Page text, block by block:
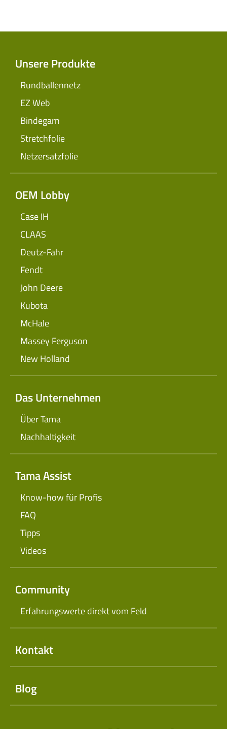
Unsere Produkte
Rundballennetz
EZ Web
Bindegarn
Stretchfolie
Netzersatzfolie
OEM Lobby
Case IH
CLAAS
Deutz-Fahr
Fendt
John Deere
Kubota
McHale
Massey Ferguson
New Holland
Das Unternehmen
Über Tama
Nachhaltigkeit
Tama Assist
Know-how für Profis
FAQ
Tipps
Videos
Community
Erfahrungswerte direkt vom Feld
Kontakt
Blog